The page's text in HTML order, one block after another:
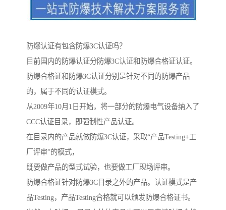
防爆认证有包含防爆3C认证吗？
目前国内的防爆认证分防爆3C认证和防爆合格证认证。
防爆合格证和防爆3C认证分别是针对不同的防爆产品
的，属于不同的认证模式。
从2009年10月1日开始，将一部分的防爆电气设备纳入了
CCC认证目录，即强制性产品认证。
在目录内的产品就做防爆3C认证，采取“产品Testing+工
厂评审”的模式，
既要做产品的型式试验，也要做工厂现场评审。
防爆合格证针对防爆3C目录之外的产品。认证模式是产
品Testing，产品Testing合格就可以颁发防爆合格证书。